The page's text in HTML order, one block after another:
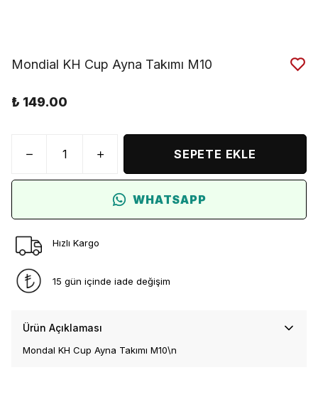
Mondial KH Cup Ayna Takımı M10
₺ 149.00
SEPETE EKLE
WHATSAPP
Hızlı Kargo
15 gün içinde iade değişim
Ürün Açıklaması
Mondal KH Cup Ayna Takımı M10\n